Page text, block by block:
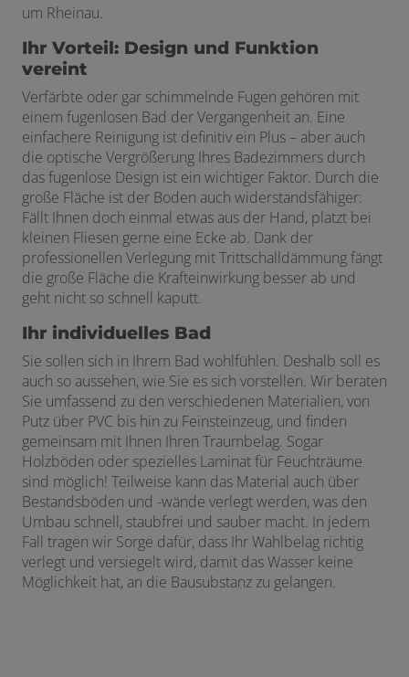
um Rheinau.
Ihr Vorteil: Design und Funktion
vereint
Verfärbte oder gar schimmelnde Fugen gehören mit
einem fugenlosen Bad der Vergangenheit an. Eine
einfachere Reinigung ist definitiv ein Plus – aber auch
die optische Vergrößerung Ihres Badezimmers durch
das fugenlose Design ist ein wichtiger Faktor. Durch die
große Fläche ist der Boden auch widerstandsfähiger:
Fällt Ihnen doch einmal etwas aus der Hand, platzt bei
kleinen Fliesen gerne eine Ecke ab. Dank der
professionellen Verlegung mit Trittschalldämmung fängt
die große Fläche die Krafteinwirkung besser ab und
geht nicht so schnell kaputt.
Ihr individuelles Bad
Sie sollen sich in Ihrem Bad wohlfühlen. Deshalb soll es
auch so aussehen, wie Sie es sich vorstellen. Wir beraten
Sie umfassend zu den verschiedenen Materialien, von
Putz über PVC bis hin zu Feinsteinzeug, und finden
gemeinsam mit Ihnen Ihren Traumbelag. Sogar
Holzböden oder spezielles Laminat für Feuchträume
sind möglich! Teilweise kann das Material auch über
Bestandsböden und -wände verlegt werden, was den
Umbau schnell, staubfrei und sauber macht. In jedem
Fall tragen wir Sorge dafür, dass Ihr Wahlbelag richtig
verlegt und versiegelt wird, damit das Wasser keine
Möglichkeit hat, an die Bausubstanz zu gelangen.